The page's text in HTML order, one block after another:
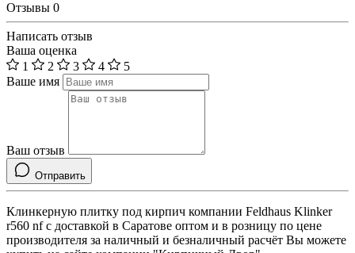
Отзывы 0
Написать отзыв
Ваша оценка
1
2 3 4
5
Ваше имя
Ваш отзыв
Отправить
Клинкерную плитку под кирпич компании Feldhaus Klinker
r560 nf с доставкой в Саратове оптом и в розницу по цене
производителя за наличный и безналичный расчёт Вы можете